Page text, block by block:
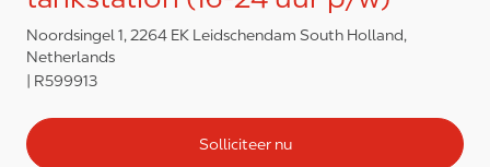
Noordsingel 1, 2264 EK Leidschendam South Holland,
Netherlands
R599913
Solliciteer nu